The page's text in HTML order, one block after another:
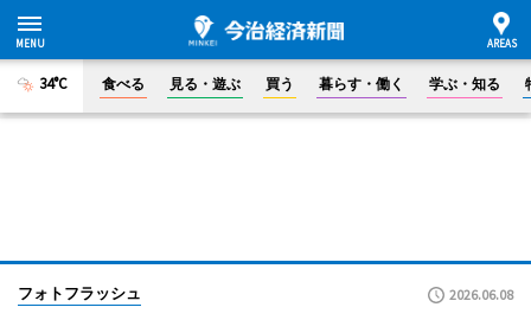
34°C 食べる 見る・遊ぶ 買う 暮らす・働く 学ぶ・知る
フォトフラッシュ 2026.06.08